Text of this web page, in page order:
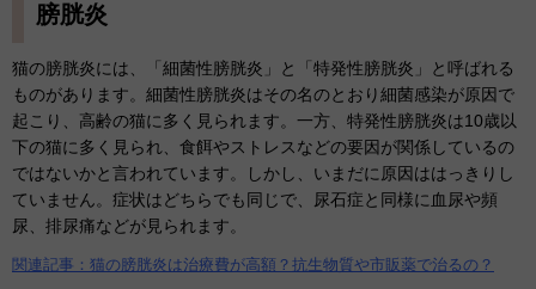
膀胱炎
猫の膀胱炎には、「細菌性膀胱炎」と「特発性膀胱炎」と呼ばれる
ものがあります。細菌性膀胱炎はその名のとおり細菌感染が原因で
起こり、高齢の猫に多く見られます。一方、特発性膀胱炎は10歳以
下の猫に多く見られ、食餌やストレスなどの要因が関係しているの
ではないかと言われています。しかし、いまだに原因ははっきりし
ていません。症状はどちらでも同じで、尿石症と同様に血尿や頻
尿、排尿痛などが見られます。
関連記事：猫の膀胱炎は治療費が高額？抗生物質や市販薬で治るの？